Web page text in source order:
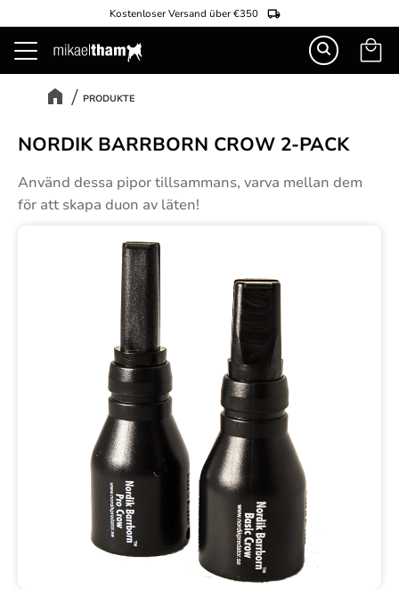
Menü
Kostenloser Versand über €350
PRODUKTE
NORDIK BARRBORN CROW 2-PACK
Använd dessa pipor tillsammans, varva mellan dem
för att skapa duon av läten!